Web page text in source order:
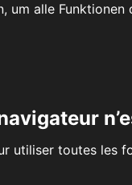
um alle
utiliser toutes les